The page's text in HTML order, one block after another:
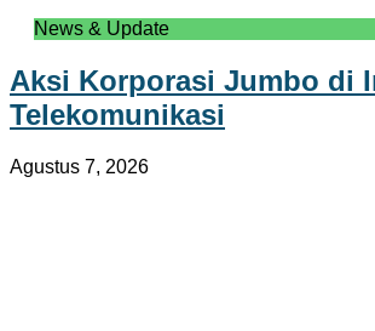
News & Update
Aksi Korporasi Jumbo di
Telekomunikasi
Agustus 7, 2026